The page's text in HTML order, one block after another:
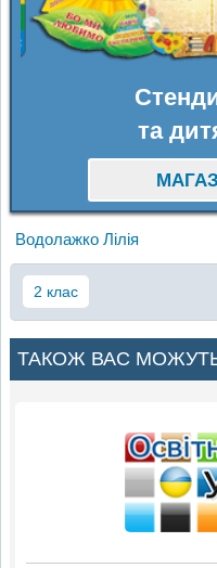
та
Водолажко Лілія
2 клас
ТАКОЖ ВАС